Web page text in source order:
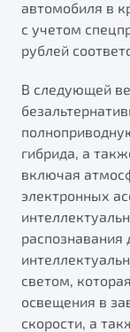
автомобиля в
с учетом
рублей
В следующей
гибрида, а
включая
электронных
светом,
освещения в
скорости, а